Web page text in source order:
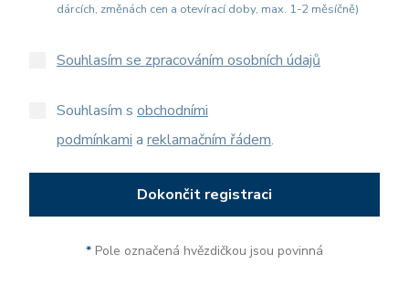
dárcích, změnách cen a otevírací doby, max. 1-2 měsíčně)
Souhlasím se zpracováním osobních údajů
Souhlasím s obchodními
podmínkami a reklamačním řádem.
Dokončit registraci
* Pole označená hvězdičkou jsou povinná